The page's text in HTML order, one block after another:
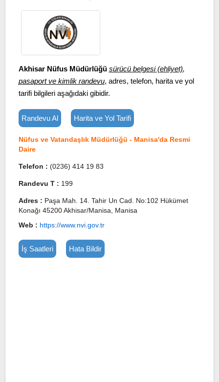
Akhisar Nüfus Müdürlüğü sürücü belgesi (ehliyet),
pasaport ve kimlik randevu, adres, telefon, harita ve yol
tarifi bilgileri aşağıdaki gibidir.
Randevu Al Harita ve Yol Tarifi
Nüfus ve Vatandaşlık Müdürlüğü - Manisa'da Resmi
Daire
Telefon : (0236) 414 19 83
Randevu T : 199
Adres : Paşa Mah. 14. Tahir Un Cad. No:102 Hükümet
Konağı 45200 Akhisar/Manisa, Manisa
Web : https://www.nvi.gov.tr
İş Saatleri Hata Bildir